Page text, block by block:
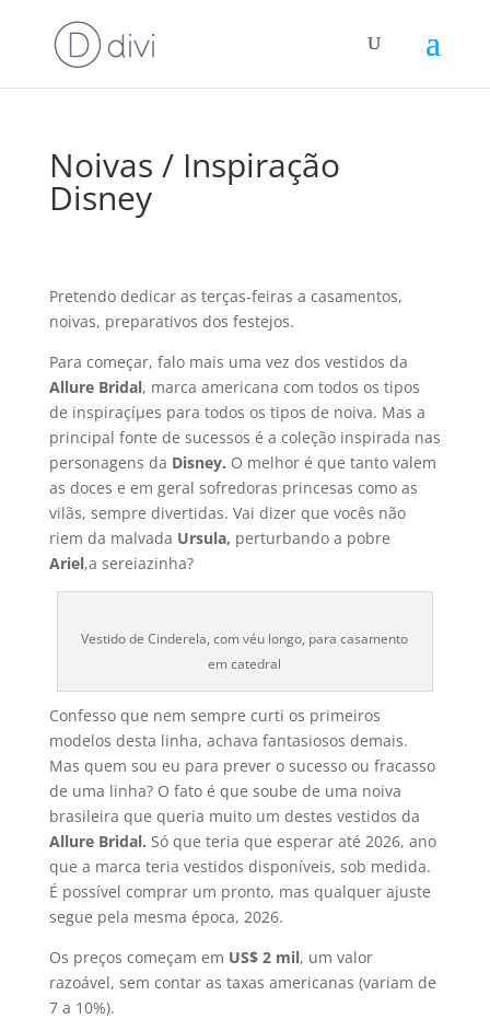
Noivas / Inspiração
Disney
Pretendo dedicar as terças-feiras a casamentos,
noivas, preparativos dos festejos.
Para começar, falo mais uma vez dos vestidos da
Allure Bridal, marca americana com todos os tipos
de inspiraçíµes para todos os tipos de noiva. Mas a
principal fonte de sucessos é a coleção inspirada nas
personagens da Disney. O melhor é que tanto valem
as doces e em geral sofredoras princesas como as
vilãs, sempre divertidas. Vai dizer que vocês não
riem da malvada Ursula, perturbando a pobre
Ariel,a sereiazinha?
Vestido de Cinderela, com véu longo, para casamento
em catedral
Confesso que nem sempre curti os primeiros
modelos desta linha, achava fantasiosos demais.
Mas quem sou eu para prever o sucesso ou fracasso
de uma linha? O fato é que soube de uma noiva
brasileira que queria muito um destes vestidos da
Allure Bridal. Só que teria que esperar até 2026, ano
que a marca teria vestidos disponí­veis, sob medida.
É possí­vel comprar um pronto, mas qualquer ajuste
segue pela mesma época, 2026.
Os preços começam em US$ 2 mil, um valor
razoável, sem contar as taxas americanas (variam de
7 a 10%).